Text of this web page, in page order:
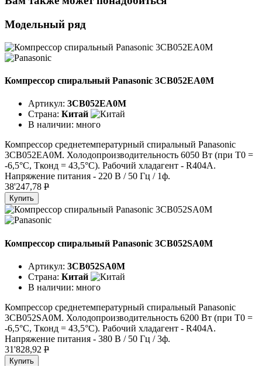
Модельный ряд
Компрессор спиральный Panasonic 3CB052EA0M
Артикул: 3CB052EA0M
Страна: Китай
В наличии: много
Компрессор среднетемпературный спиральный Panasonic
3CB052EA0M. Холодопроизводительность 6050 Вт (при T0 =
-6,5°C, Tконд = 43,5°C). Рабочий хладагент - R404A.
Напряжение питания - 220 В / 50 Гц / 1ф.
38'247,78 P
Купить
Компрессор спиральный Panasonic 3CB052SA0M
Артикул: 3CB052SA0M
Страна: Китай
В наличии: много
Компрессор среднетемпературный спиральный Panasonic
3CB052SA0M. Холодопроизводительность 6200 Вт (при T0 =
-6,5°C, Tконд = 43,5°C). Рабочий хладагент - R404A.
Напряжение питания - 380 В / 50 Гц / 3ф.
31'828,92 P
Купить